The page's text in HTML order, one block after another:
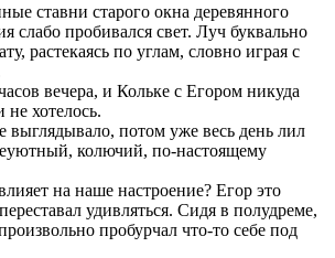
ставни старого окна деревянного
слабо пробивался свет. Луч буквально
растекаясь по углам, словно играя с
вечера, и Кольке с Егором никуда
хотелось.
выглядывало, потом уже весь день лил
колючий, по-настоящему
на наше настроение? Егор это
удивляться. Сидя в полудреме,
пробурчал что-то себе под